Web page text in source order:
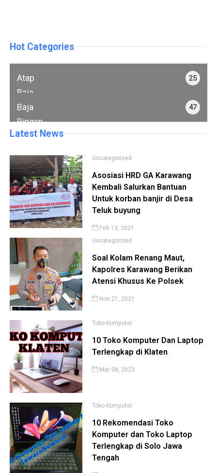
Hot Categories
Atap
Baja
Ringan
25
Baja
Ringan
47
Latest News
Uncategorized
Asosiasi HRD GA Karawang
Kembali Salurkan Bantuan
Untuk korban banjir di Desa
Teluk buyung
Feb 13, 2021
Uncategorized
Soal Kolam Renang Maut,
Kapolres Karawang Berikan
Atensi Khusus Ke Polsek
Nov 21, 2021
Toko Komputer
10 Toko Komputer Dan Laptop
Terlengkap di Klaten
Mar 08, 2023
Toko Komputer
10 Rekomendasi Toko
Komputer dan Toko Laptop
Terlengkap di Solo Jawa
Tengah